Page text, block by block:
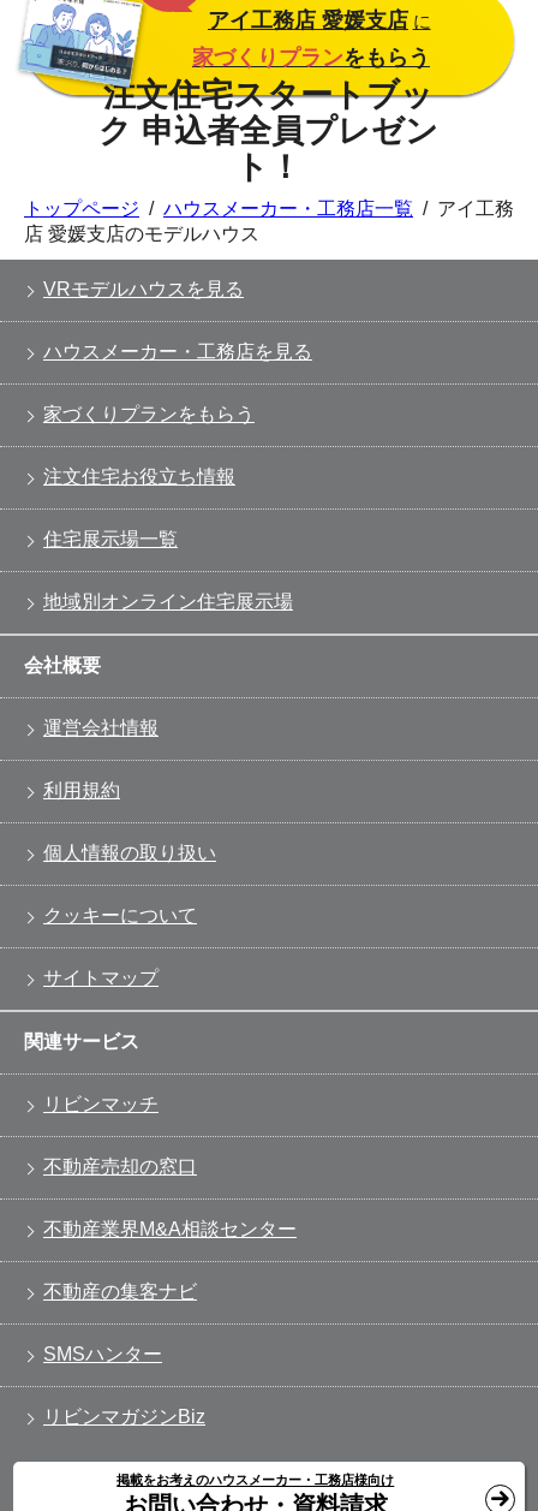
アイ工務店 愛媛支店 に
家づくりプランをもらう
トップページ / ハウスメーカー・工務店一覧 / アイ工務
店 愛媛支店のモデルハウス
VRモデルハウスを見る
ハウスメーカー・工務店を見る
家づくりプランをもらう
注文住宅お役立ち情報
住宅展示場一覧
地域別オンライン住宅展示場
会社概要
運営会社情報
利用規約
個人情報の取り扱い
クッキーについて
サイトマップ
関連サービス
リビンマッチ
不動産売却の窓口
不動産業界M&A相談センター
不動産の集客ナビ
SMSハンター
リビンマガジンBiz
掲載をお考えのハウスメーカー・工務店様向け
お問い合わせ・資料請求